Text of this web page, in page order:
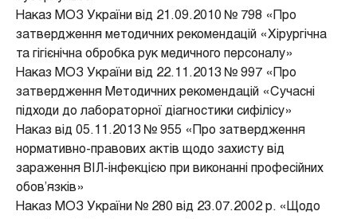
Наказ МОЗ України від 21.09.2010 № 798 «Про
затвердження методичних рекомендацій «Хірургічна
та гігієнічна обробка рук медичного персоналу»
Наказ МОЗ України від 22.11.2013 № 997 «Про
затвердження Методичних рекомендацій «Сучасні
підходи до лабораторної діагностики сифілісу»
Наказ від 05.11.2013 № 955 «Про затвердження
нормативно-правових актів щодо захисту від
зараження ВІЛ-інфекцією при виконанні професійних
обов’язків»
Наказ МОЗ України № 280 від 23.07.2002 р. «Щодо